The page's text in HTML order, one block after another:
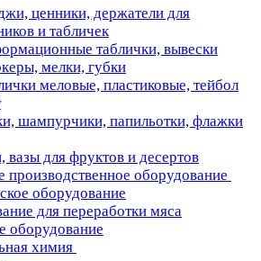
ценники, держатели для
и табличек
таблички, вывески
мелки, губки
меловые, пластиковые, тейбол
шампурчики, папильотки, флажки
вазы для фруктов и десертов
оборудование
оборудование
для переработки мяса
оборудование
химия